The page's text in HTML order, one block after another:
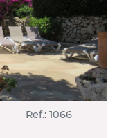
Ref.: 1066